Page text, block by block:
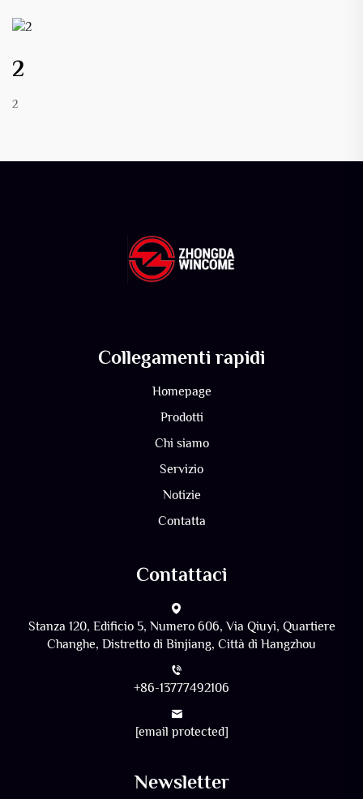
2
2
Collegamenti rapidi
Homepage
Prodotti
Chi siamo
Servizio
Notizie
Contatta
Contattaci
Stanza 120, Edificio 5, Numero 606, Via Qiuyi, Quartiere
Changhe, Distretto di Binjiang, Città di Hangzhou
+86-13777492106
[email protected]
Newsletter